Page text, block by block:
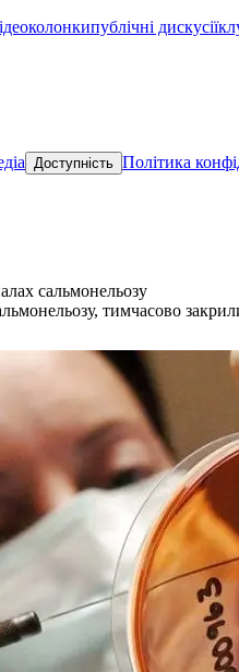
колонкипублічні дискусії
Доступність Політика
сальмонельозу
тимчасово